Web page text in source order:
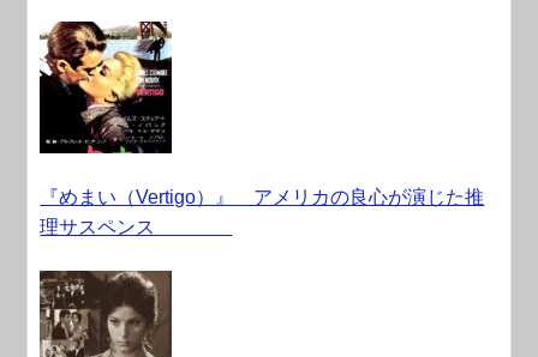
『めまい（Vertigo）』 アメリカの良心が演じた推
理サスペンス